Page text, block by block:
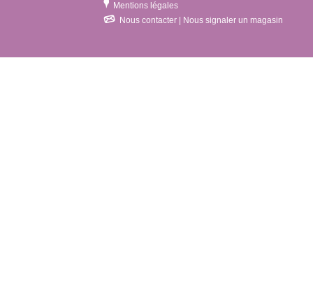
Mentions légales
Nous contacter | Nous signaler un magasin